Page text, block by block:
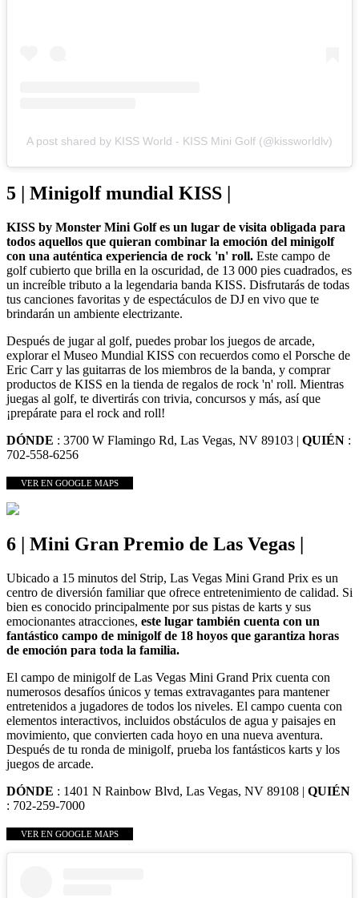
A post shared by KISS World - KISS Mini Golf (@kissworldlv)
5 | Minigolf mundial KISS |
KISS by Monster Mini Golf es un lugar de visita obligada para
todos aquellos que quieran combinar la emoción del minigolf
con una auténtica experiencia de rock 'n' roll. Este campo de
golf cubierto que brilla en la oscuridad, de 13 000 pies cuadrados, es
un increíble tributo a la legendaria banda KISS. Disfrutarás de todas
tus canciones favoritas y de espectáculos de DJ en vivo que te
brindarán un ambiente electrizante.
Después de jugar al golf, puedes probar los juegos de arcade,
explorar el Museo Mundial KISS con recuerdos como el Porsche de
Eric Carr y las guitarras de los miembros de la banda, y comprar
productos de KISS en la tienda de regalos de rock 'n' roll. Mientras
juegas al golf, te divertirás con trivia, concursos y más, así que
¡prepárate para el rock and roll!
DÓNDE : 3700 W Flamingo Rd, Las Vegas, NV 89103 | QUIÉN :
702-558-6256
VER EN GOOGLE MAPS
6 | Mini Gran Premio de Las Vegas |
Ubicado a 15 minutos del Strip, Las Vegas Mini Grand Prix es un
centro de diversión familiar que ofrece entretenimiento de calidad. Si
bien es conocido principalmente por sus pistas de karts y sus
emocionantes atracciones, este lugar también cuenta con un
fantástico campo de minigolf de 18 hoyos que garantiza horas
de emoción para toda la familia.
El campo de minigolf de Las Vegas Mini Grand Prix cuenta con
numerosos desafíos únicos y temas extravagantes para mantener
entretenidos a jugadores de todos los niveles. El campo cuenta con
elementos interactivos, incluidos obstáculos de agua y paisajes en
movimiento, que convierten cada hoyo en una nueva aventura.
Después de tu ronda de minigolf, prueba los fantásticos karts y los
juegos de arcade.
DÓNDE : 1401 N Rainbow Blvd, Las Vegas, NV 89108 | QUIÉN
: 702-259-7000
VER EN GOOGLE MAPS